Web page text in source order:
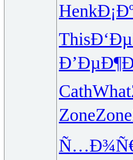
Henk
This
CathWhat
ZoneZone